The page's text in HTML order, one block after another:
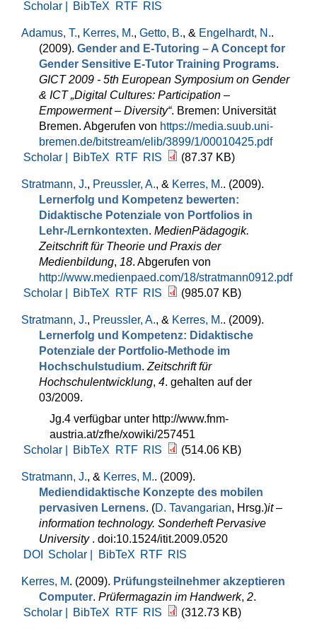
Scholar |
BibTeX RTF RIS
Adamus, T., Kerres, M., Getto, B., & Engelhardt, N..
(2009). Gender and E-Tutoring – A Concept for
Gender Sensitive E-Tutor Training Programs.
GICT 2009 - 5th European Symposium on Gender
& ICT „Digital Cultures: Participation –
Empowerment – Diversity“. Bremen: Universität
Bremen. Abgerufen von https://media.suub.uni-
bremen.de/bitstream/elib/3899/1/00010425.pdf
Scholar |
BibTeX RTF RIS (87.37 KB)
Stratmann, J., Preussler, A., & Kerres, M.. (2009).
Lernerfolg und Kompetenz bewerten:
Didaktische Potenziale von Portfolios in
Lehr-/Lernkontexten. MedienPädagogik.
Zeitschrift für Theorie und Praxis der
Medienbildung, 18. Abgerufen von
http://www.medienpaed.com/18/stratmann0912.pdf
Scholar |
BibTeX RTF RIS (985.07 KB)
Stratmann, J., Preussler, A., & Kerres, M.. (2009).
Lernerfolg und Kompetenz: Didaktische
Potenziale der Portfolio-Methode im
Hochschulstudium. Zeitschrift für
Hochschulentwicklung, 4. gehalten auf der
03/2009.
Jg.4 verfügbar unter http://www.fnm-
austria.at/zfhe/xowiki/257451
Scholar |
BibTeX RTF RIS (514.06 KB)
Stratmann, J., & Kerres, M.. (2009).
Mediendidaktische Konzepte des mobilen
pervasiven Lernens. (D. Tavangarian, Hrsg.)it –
information technology. Sonderheft Pervasive
University . doi:10.1524/itit.2009.0520
DOI
Scholar | BibTeX RTF RIS
Kerres, M. (2009). Prüfungsteilnehmer akzeptieren
Computer. Prüfermagazin im Handwerk, 2.
Scholar |
BibTeX RTF RIS (312.73 KB)